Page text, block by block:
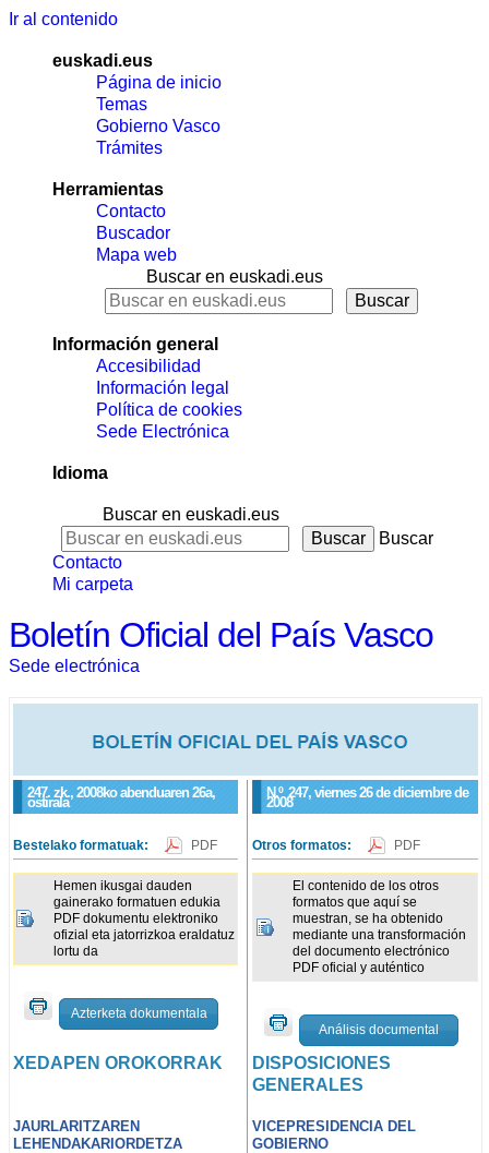
Ir al contenido
euskadi.eus
Página de inicio
Temas
Gobierno Vasco
Trámites
Herramientas
Contacto
Buscador
Mapa web
Buscar en euskadi.eus
Información general
Accesibilidad
Información legal
Política de cookies
Sede Electrónica
Idioma
Buscar en euskadi.eus
Buscar
Contacto
Mi carpeta
Boletín Oficial del País Vasco
Sede electrónica
247. zk., 2008ko abenduaren 26a,
ostirala
N.º 247, viernes 26 de diciembre de
2008
Bestelako formatuak: PDF
Hemen ikusgai dauden
gainerako formatuen edukia
PDF dokumentu elektroniko
ofizial eta jatorrizkoa eraldatuz
lortu da
Azterketa dokumentala
Otros formatos: PDF
El contenido de los otros
formatos que aquí se
muestran, se ha obtenido
mediante una transformación
del documento electrónico
PDF oficial y auténtico
Análisis documental
XEDAPEN OROKORRAK
DISPOSICIONES
GENERALES
JAURLARITZAREN
LEHENDAKARIORDETZA
VICEPRESIDENCIA DEL
GOBIERNO